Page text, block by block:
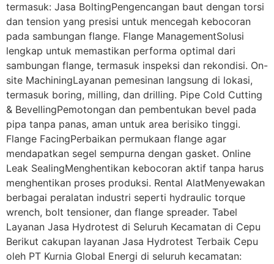
termasuk: Jasa BoltingPengencangan baut dengan torsi
dan tension yang presisi untuk mencegah kebocoran
pada sambungan flange. Flange ManagementSolusi
lengkap untuk memastikan performa optimal dari
sambungan flange, termasuk inspeksi dan rekondisi. On-
site MachiningLayanan pemesinan langsung di lokasi,
termasuk boring, milling, dan drilling. Pipe Cold Cutting
& BevellingPemotongan dan pembentukan bevel pada
pipa tanpa panas, aman untuk area berisiko tinggi.
Flange FacingPerbaikan permukaan flange agar
mendapatkan segel sempurna dengan gasket. Online
Leak SealingMenghentikan kebocoran aktif tanpa harus
menghentikan proses produksi. Rental AlatMenyewakan
berbagai peralatan industri seperti hydraulic torque
wrench, bolt tensioner, dan flange spreader. Tabel
Layanan Jasa Hydrotest di Seluruh Kecamatan di Cepu
Berikut cakupan layanan Jasa Hydrotest Terbaik Cepu
oleh PT Kurnia Global Energi di seluruh kecamatan: